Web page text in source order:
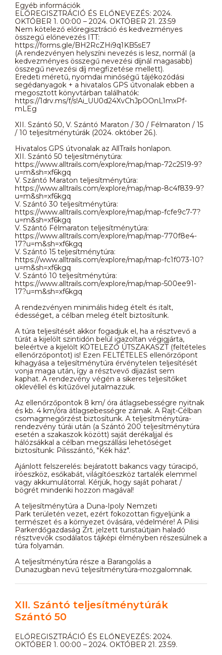
Egyéb információk
ELŐREGISZTRÁCIÓ ÉS ELŐNEVEZÉS: 2024.
OKTÓBER 1. 00:00 – 2024. OKTÓBER 21. 23:59
Nem kötelező előregisztráció és kedvezményes
összegű előnevezés ITT:
https://forms.gle/BH2RcZHi9q1KB5sE7
(A rendezvényen helyszíni nevezés is lesz, normál (a
kedvezményes összegű nevezési díjnál magasabb)
összegű nevezési díj megfizetése mellett).
Eredeti méretű, nyomdai minőségű tájékozódási
segédanyagok + a hivatalos GPS útvonalak ebben a
megosztott könyvtárban találhatók:
https://1drv.ms/f/s!Ai_UU0d24XvChJpOOnL1mxPf-
mLEg
XII. Szántó 50, V. Szántó Maraton / 30 / Félmaraton / 15
/ 10 teljesítménytúrák (2024. október 26.).
Hivatalos GPS útvonalak az AllTrails honlapon.
XII. Szántó 50 teljesítménytúra:
https://www.alltrails.com/explore/map/map-72c2519-9?
u=m&sh=xf6kgq
V. Szántó Maraton teljesítménytúra:
https://www.alltrails.com/explore/map/map-8c4f839-9?
u=m&sh=xf6kgq
V. Szántó 30 teljesítménytúra:
https://www.alltrails.com/explore/map/map-fcfe9c7-7?
u=m&sh=xf6kgq
V. Szántó Félmaraton teljesítménytúra:
https://www.alltrails.com/explore/map/map-770f8e4-
17?u=m&sh=xf6kgq
V. Szántó 15 teljesítménytúra:
https://www.alltrails.com/explore/map/map-fc1f073-10?
u=m&sh=xf6kgq
V. Szántó 10 teljesítménytúra:
https://www.alltrails.com/explore/map/map-500ee91-
17?u=m&sh=xf6kgq
A rendezvényen minimális hideg ételt és italt,
édességet, a célban meleg ételt biztosítunk.
A túra teljesítését akkor fogadjuk el, ha a résztvevő a
túrát a kijelölt szintidőn belül igazoltan végigjárta,
beleértve a kijelölt KÖTELEZŐ ÚTSZAKASZT (feltételes
ellenőrzőpontot) is! Ezen FELTÉTELES ellenőrzőpont
kihagyása a teljesítménytúra érvénytelen teljesítését
vonja maga után, így a résztvevő díjazást sem
kaphat. A rendezvény végén a sikeres teljesítőket
oklevéllel és kitűzővel jutalmazzuk.
Az ellenőrzőpontok 8 km/ óra átlagsebességre nyitnak
és kb. 4 km/óra átlagsebességre zárnak. A Rajt-Célban
csomagmegőrzést biztosítunk. A teljesítménytúra-
rendezvény túrái után (a Szántó 200 teljesítménytúra
esetén a szakaszok között) saját derékaljjal és
hálózsákkal a célban megszállási lehetőséget
biztosítunk: Pilisszántó, "Kék ház".
Ajánlott felszerelés: bejáratott bakancs vagy túracipő,
íróeszköz, esőkabát, világítóeszköz tartalék elemmel
vagy akkumulátorral. Kérjük, hogy saját poharat /
bögrét mindenki hozzon magával!
A teljesítménytúra a Duna-Ipoly Nemzeti
Park területén vezet, ezért fokozottan figyeljünk a
természet és a környezet óvására, védelmére! A Pilisi
Parkerdőgazdaság Zrt. jelzett turistaútjain haladó
résztvevők csodálatos tájképi élményben részesülnek a
túra folyamán.
A teljesítménytúra része a Barangolás a
Dunazugban nevű teljesítménytúra-mozgalomnak.
XII. Szántó teljesítménytúrák
Szántó 50
ELŐREGISZTRÁCIÓ ÉS ELŐNEVEZÉS: 2024.
OKTÓBER 1. 00:00 – 2024. OKTÓBER 21. 23:59.